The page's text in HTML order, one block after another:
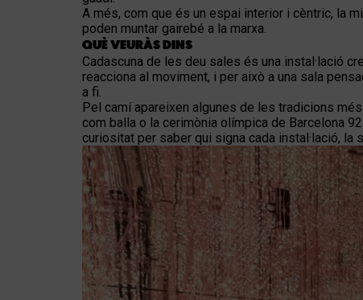
A més, com que és un espai interior i cèntric, la
poden muntar gairebé a la marxa.
QUÈ VEURÀS DINS
Cadascuna de les deu sales és una instal·lació
reacciona al moviment, i per això a una sala
a fi.
Pel camí apareixen algunes de les tradicions
com balla o la cerimònia olímpica de Barcelona
curiositat per saber qui signa cada instal·lació, la